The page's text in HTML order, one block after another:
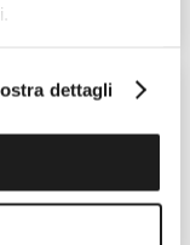
dettagli
UN VENDITORE